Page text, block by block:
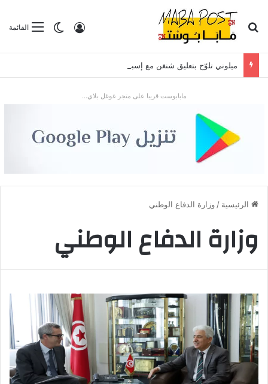
القائمةالوضع
تسجيل الدخول بحث عن
ميلوني تلوّح بتعليق شنغن مع إسبانيا بعد موجة الهجرة في سبتة
مابابوست قريبا على متجر غوغل بلاي...
الرئيسية / وزارة الدفاع الوطني
وزارة الدفاع الوطني